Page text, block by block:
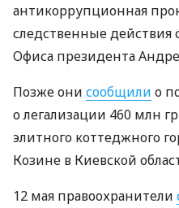
антикоррупционная
следственные
Офиса президента
Позже они сообщили о
о легализации 460 млн
элитного коттеджного
Козине в Киевской
12 мая правоохранители